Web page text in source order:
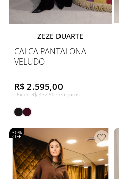
ZEZE DUARTE
CALCA PANTALONA
VELUDO
R$ 2.595,00
6x de R$ 432,50 sem juros
30%
OFF